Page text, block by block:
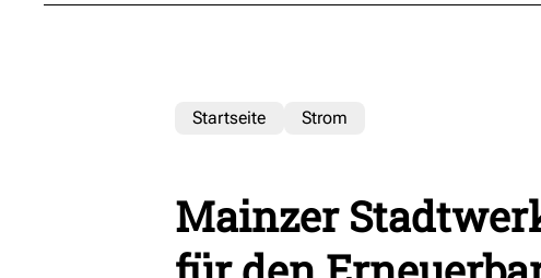
Startseite Strom
Mainzer